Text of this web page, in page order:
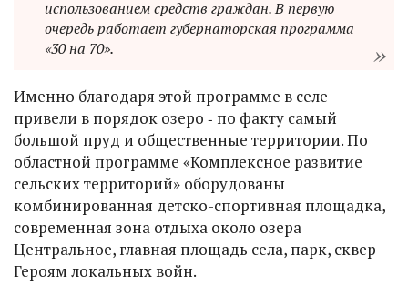
использованием средств граждан. В первую
очередь работает губернаторская программа
«30 на 70».
Именно благодаря этой программе в селе
привели в порядок озеро ‑ по факту самый
большой пруд и общественные территории. По
областной программе «Комплексное развитие
сельских территорий» оборудованы
комбинированная детско-спортивная площадка,
современная зона отдыха около озера
Центральное, главная площадь села, парк, сквер
Героям локальных войн.